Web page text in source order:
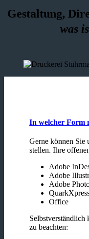
Gestaltung,
was
In welcher Form
Gerne können Sie
stellen. Ihre
Adobe
Adobe
Adobe
Office
Selbstverständlich
zu beachten: